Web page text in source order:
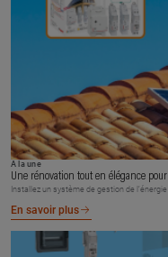
À la une
Une rénovation tout en élégance
Installez un système de gestion de
En savoir plus